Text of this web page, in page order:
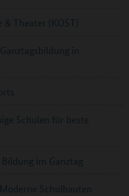
& Theater (KOST)
in
Schulen für beste
im Ganztag
Schulbauten